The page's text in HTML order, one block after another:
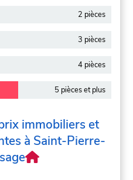
2 pièces
3 pièces
4 pièces
5 pièces et plus
immobiliers et
à Saint-Pierre-